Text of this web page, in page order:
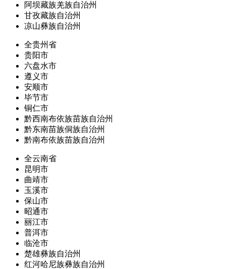
阿坝藏族羌族自治州
甘孜藏族自治州
凉山彝族自治州
全贵州省
贵阳市
六盘水市
遵义市
安顺市
毕节市
铜仁市
黔西南布依族苗族自治州
黔东南苗族侗族自治州
黔南布依族苗族自治州
全云南省
昆明市
曲靖市
玉溪市
保山市
昭通市
丽江市
普洱市
临沧市
楚雄彝族自治州
红河哈尼族彝族自治州